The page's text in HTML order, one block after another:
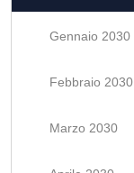
Gennaio 2030
Febbraio 2030
Marzo 2030